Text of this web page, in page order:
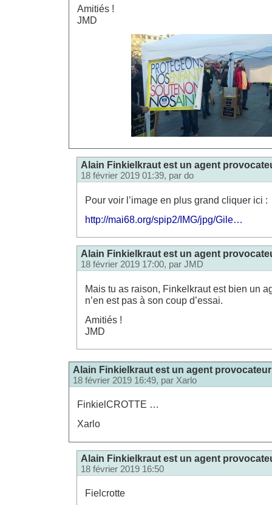
Amitiés !
JMD
Alain Finkielkraut est un agent
18 février 2019 01:39, par do
Pour voir l’image en plus grand cliquer ici :
http://mai68.org/spip2/IMG/jpg/Gile…
Alain Finkielkraut est un agent
18 février 2019 17:00, par JMD
Mais tu as raison, Finkelkraut est bien un
n’en est pas à son coup d’essai.
Amitiés !
JMD
Alain Finkielkraut est un agent
18 février 2019 16:49, par Xarlo
FinkielCROTTE …
Xarlo
Alain Finkielkraut est un agent
18 février 2019 16:50
Fielcrotte